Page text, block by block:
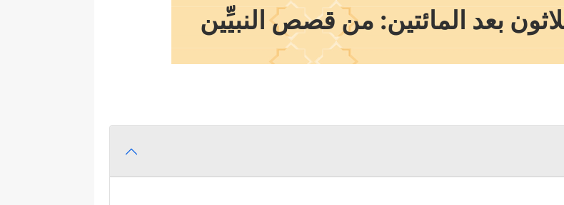
بعد المائتين: من قصص النبيِّين